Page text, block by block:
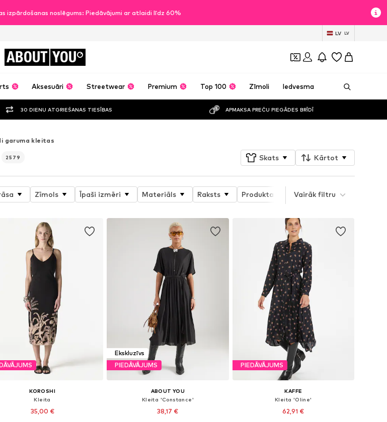
izpārdošanas noslēgums: Piedāvājumi ar atlaidi līdz 60%
LV LV
ABOUT YOU
Aksesuāri Streetwear Premium Top 100 Zīmoli Iedvesma
30 DIENU ATGRIEŠANAS TIESĪBAS APMAKSA PREČU PIEGĀDES BRĪDĪ
garuma kleitas
2579 Skats Kārtot
Zīmols Īpaši izmēri Materiāls Raksts Produkta īpašības Detaļas
Vairāk filtru
KOROSHI
Kleita
35,00 €
Ekskluzīvs
PIEDĀVĀJUMS
ABOUT YOU
Kleita 'Constance'
38,17 €
PIEDĀVĀJUMS
KAFFE
Kleita 'Oline'
62,91 €